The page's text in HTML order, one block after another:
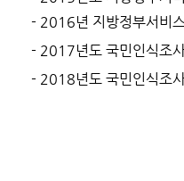
- 2016년 지방정부서비
- 2017년도 국민인식조
- 2018년도 국민인식조